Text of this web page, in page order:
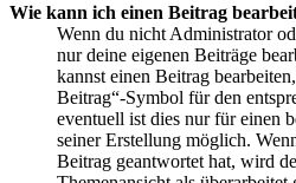
Wie kann ich einen Beitrag
Wenn du nicht Administrator
nur deine eigenen Beiträge
kannst einen Beitrag
Beitrag“-Symbol für den
eventuell ist dies nur für einen
seiner Erstellung möglich.
Beitrag geantwortet hat, wird